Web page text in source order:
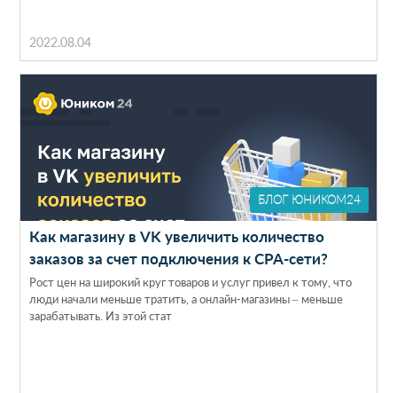
2022.08.04
БЛОГ ЮНИКОМ24
Как магазину в VK увеличить количество
заказов за счет подключения к CPA-сети?
Рост цен на широкий круг товаров и услуг привел к тому, что
люди начали меньше тратить, а онлайн-магазины – меньше
зарабатывать. Из этой стат